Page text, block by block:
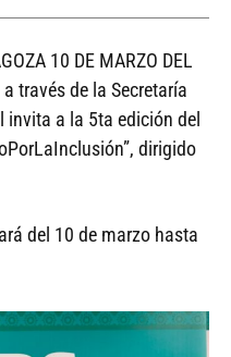
10 DE MARZO DEL
través de la Secretaría
invita a la 5ta edición del
dirigido
del 10 de marzo hasta